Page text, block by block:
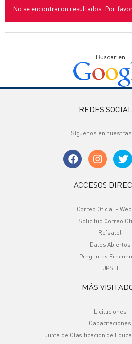
No se encontraron resultados. Por
Buscar en
REDES
Síguenos en
ACCESOS
Correo Oficial -
Solicitud Correo
Refsatel
Datos Abiertos
Preguntas
UPSTI
MÁS
Licitaciones
Capacitaciones
Junta de Clasificación de